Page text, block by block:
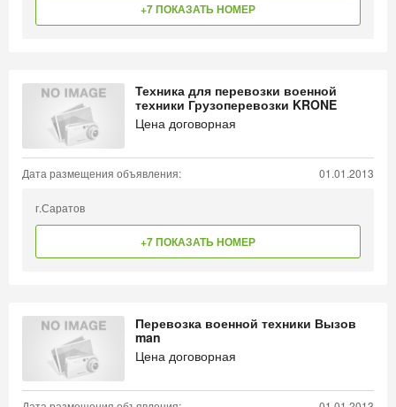
+7 ПОКАЗАТЬ НОМЕР
Техника для перевозки военной
техники Грузоперевозки KRONE
Цена договорная
Дата размещения объявления: 01.01.2013
г.Саратов
+7 ПОКАЗАТЬ НОМЕР
Перевозка военной техники Вызов
man
Цена договорная